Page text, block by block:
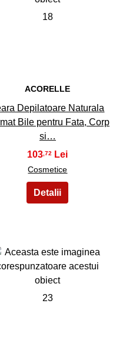
18
ACORELLE
Depilatoare Naturala
Bile pentru Fata, Corp
si…
103,72
Cosmetice
23